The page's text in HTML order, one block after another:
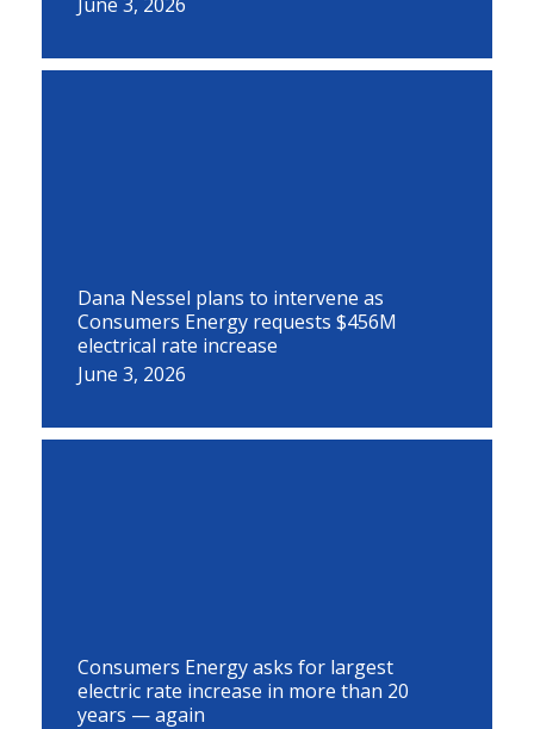
Dana Nessel plans to intervene as
Consumers Energy requests $456M
electrical rate increase
June 3, 2026
Consumers Energy asks for largest
electric rate increase in more than 20
years — again